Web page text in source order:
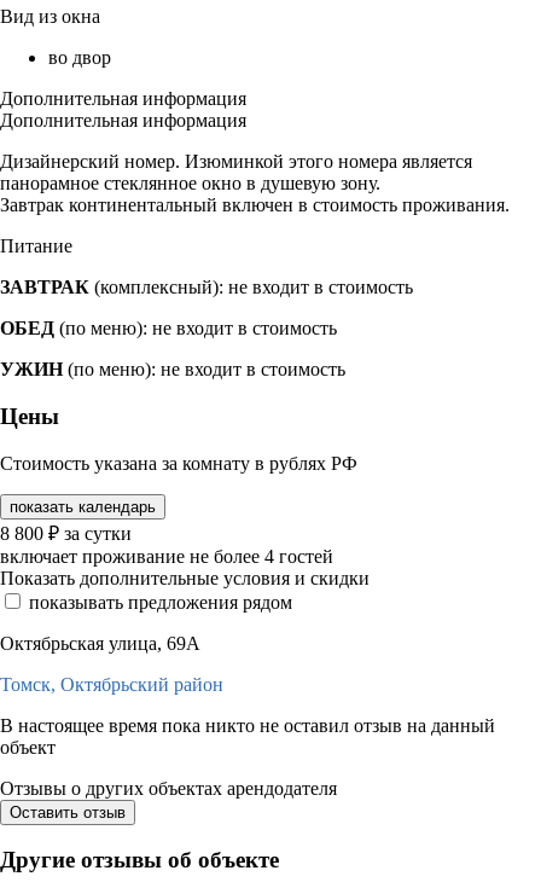
Вид из окна
во двор
Дополнительная информация
Дополнительная информация
Дизайнерский номер. Изюминкой этого номера является
панорамное стеклянное окно в душевую зону.
Завтрак континентальный включен в стоимость проживания.
Питание
ЗАВТРАК (комплексный): не входит в стоимость
ОБЕД (по меню): не входит в стоимость
УЖИН(по меню): не входит в стоимость
Цены
Стоимость указана за комнату в рублях РФ
показать календарь
8 800 ₽ за сутки
включает проживание не более 4 гостей
Показать дополнительные условия и скидки
показывать предложения рядом
Октябрьская улица, 69А
Томск, Октябрьский район
В настоящее время пока никто не оставил отзыв на данный
объект
Отзывы о других объектах арендодателя
Оставить отзыв
Другие отзывы об объекте